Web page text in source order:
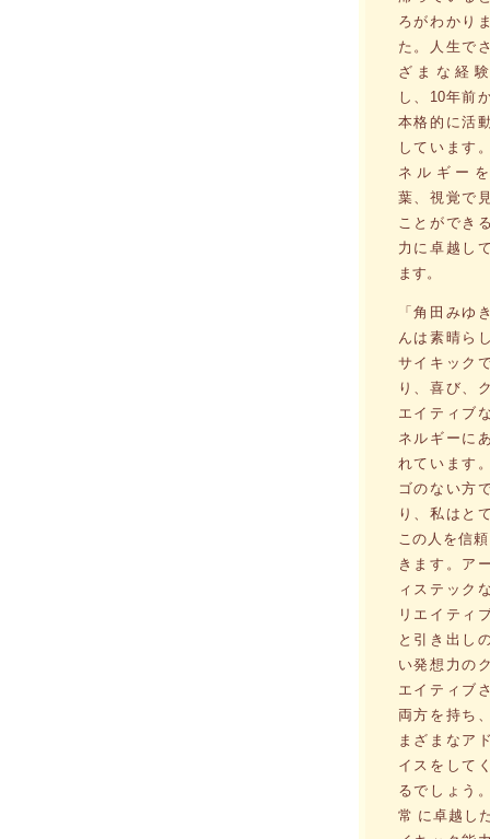
ろがわかり
た。人生で
ざまな経
し、10年前
本格的に活
しています
ネルギー
葉、視覚で
ことができ
力に卓越し
ます。
「角田みゆ
んは素晴ら
サイキック
り、喜び、
エイティブ
ネルギーに
れています
ゴのない方
り、私はと
この人を信
きます。ア
ィステック
リエイティ
と引き出し
い発想力の
エイティブ
両方を持ち
まざまなア
イスをして
るでしょう
常 に卓越し